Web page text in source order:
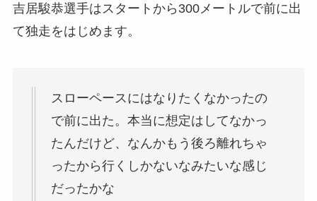
吉居駿恭選手はスタートから300メートルで前に出
て独走をはじめます。
スローペースにはなりたくなかったの
で前に出た。本当に想定はしてなかっ
たんだけど、なんかもう後ろ離れちゃ
ったから行くしかないなみたいな感じ
だったかな